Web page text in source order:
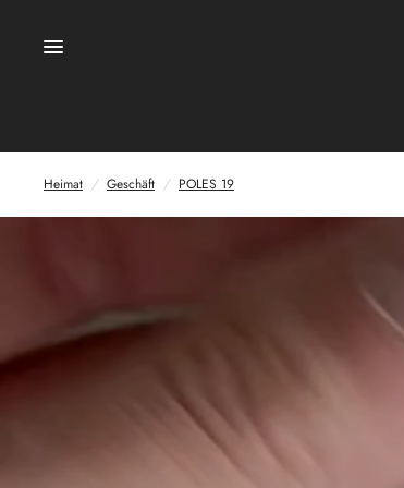
Heimat / Geschäft / POLES 19